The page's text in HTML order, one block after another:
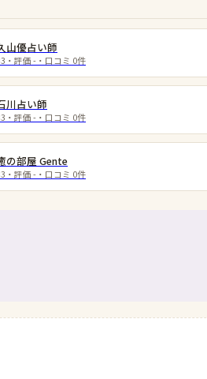
山優占い師
・評価 - ・口コミ 0件
川占い師
・評価 - ・口コミ 0件
の部屋 Gente
・評価 - ・口コミ 0件